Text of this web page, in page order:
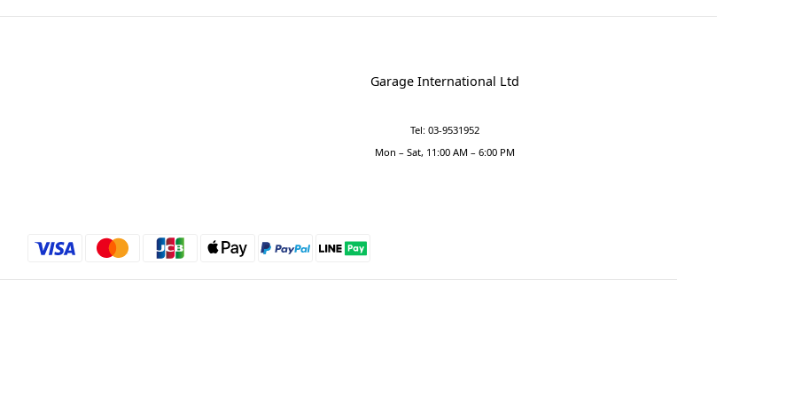
Garage International Ltd
Tel: 03-9531952
Mon – Sat, 11:00 AM – 6:00 PM